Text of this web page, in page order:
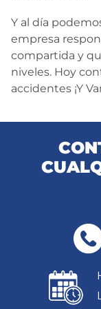
Y al día
empresa
compartida y
niveles. Hoy
accidentes ¡Y